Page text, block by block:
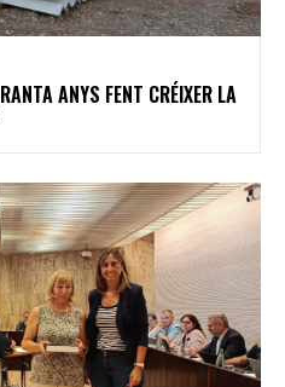
ANYS FENT CRÉIXER LA